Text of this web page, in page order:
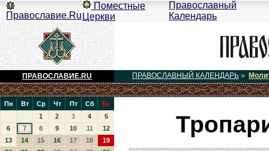
Православие.Ru
Поместные
Церкви
Православный
Календарь
ПРАВОСЛАВИЕ.RU ПРАВОСЛАВНЫЙ КАЛЕНДАРЬ »
Пн Вт Ср Чт Пт Сб
Вс
1
2 3 4
5
6
7 8 9 10 11
12
13
14 15 16 17 18
19